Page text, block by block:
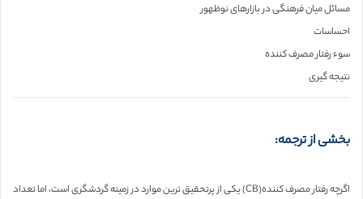
مسائل میان فرهنگی در بازارهای نوظهور
احساسات
سوء رفتار مصرف کننده
نتیجه گیری
بخشی از ترجمه:
اگرچه رفتار مصرف کننده(CB) یکی از پرتحقیق ترین موارد در زمینه گردشگری است، اما تعداد